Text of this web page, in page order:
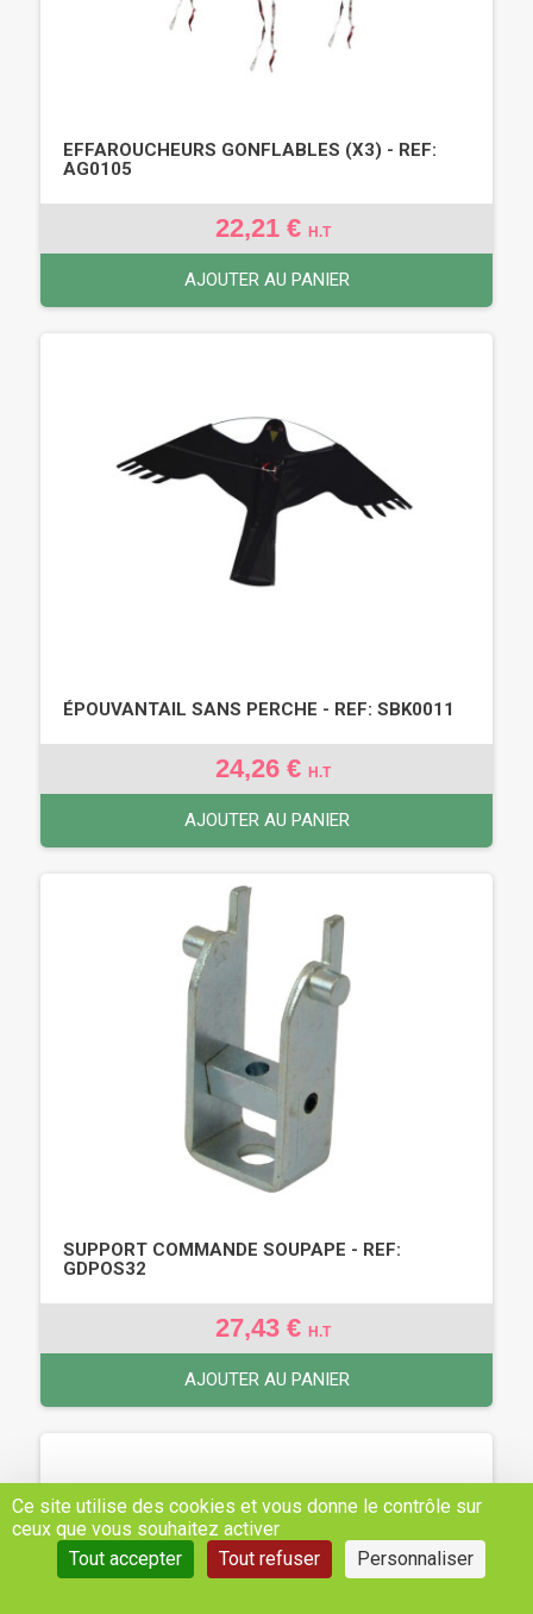
EFFAROUCHEURS GONFLABLES (X3) - REF:
AG0105
22,21 € H.T
AJOUTER AU PANIER
ÉPOUVANTAIL SANS PERCHE - REF: SBK0011
24,26 € H.T
AJOUTER AU PANIER
SUPPORT COMMANDE SOUPAPE - REF:
GDPOS32
27,43 € H.T
AJOUTER AU PANIER
Ce site utilise des cookies et vous donne le contrôle sur
ceux que vous souhaitez activer
Tout accepter
Tout refuser Personnaliser